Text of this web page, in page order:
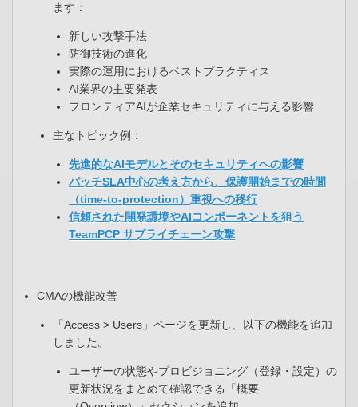
ます：​
新しい攻撃手法​
防御技術の進化​
実際の運用におけるベストプラクティス​
AI業界の主要発表​
フロンティアAIが企業セキュリティに与える影響​
主なトピック例：
先進的なAIモデルとそのセキュリティへの影響​
パッチSLA中心の考え方から、保護開始までの時間
（time-to-protection）重視への移行
信頼された開発環境やAIコンポーネントを狙う
TeamPCP サプライチェーン攻撃
CMAの機能改善
「Access > Users」ページを更新し、以下の機能を追加
しました。
ユーザーの状態やプロビジョニング（登録・設定）の
更新状況をまとめて確認できる「概要